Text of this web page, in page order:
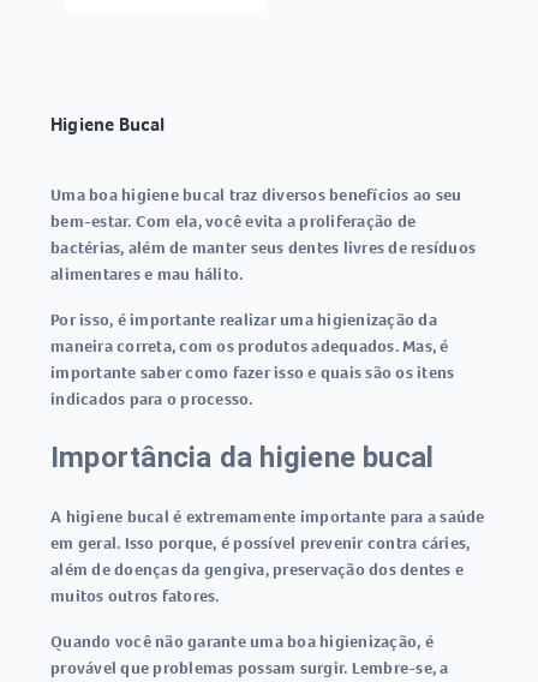
Higiene Bucal
Uma boa higiene bucal traz diversos benefícios ao seu
bem-estar. Com ela, você evita a proliferação de
bactérias, além de manter seus dentes livres de resíduos
alimentares e mau hálito.
Por isso, é importante realizar uma higienização da
maneira correta, com os produtos adequados. Mas, é
importante saber como fazer isso e quais são os itens
indicados para o processo.
Importância da higiene bucal
A higiene bucal é extremamente importante para a saúde
em geral. Isso porque, é possível prevenir contra cáries,
além de doenças da gengiva, preservação dos dentes e
muitos outros fatores.
Quando você não garante uma boa higienização, é
provável que problemas possam surgir. Lembre-se, a